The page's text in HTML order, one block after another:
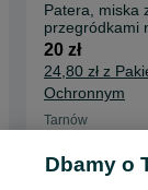
Patera, miska
przegródkami
20 zł
24,80 zł z
Ochronnym
Tarnów
Dbamy o